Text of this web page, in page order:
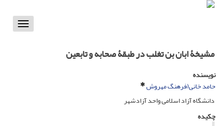
Toggle
مشیخۀ ابان بن تغلب در طبقۀ صحابه و تابعین
نویسنده
حامد خانی(فرهنگ مهروش
دانشگاه آزاد اسلامی واحد آزادشهر
چکیده